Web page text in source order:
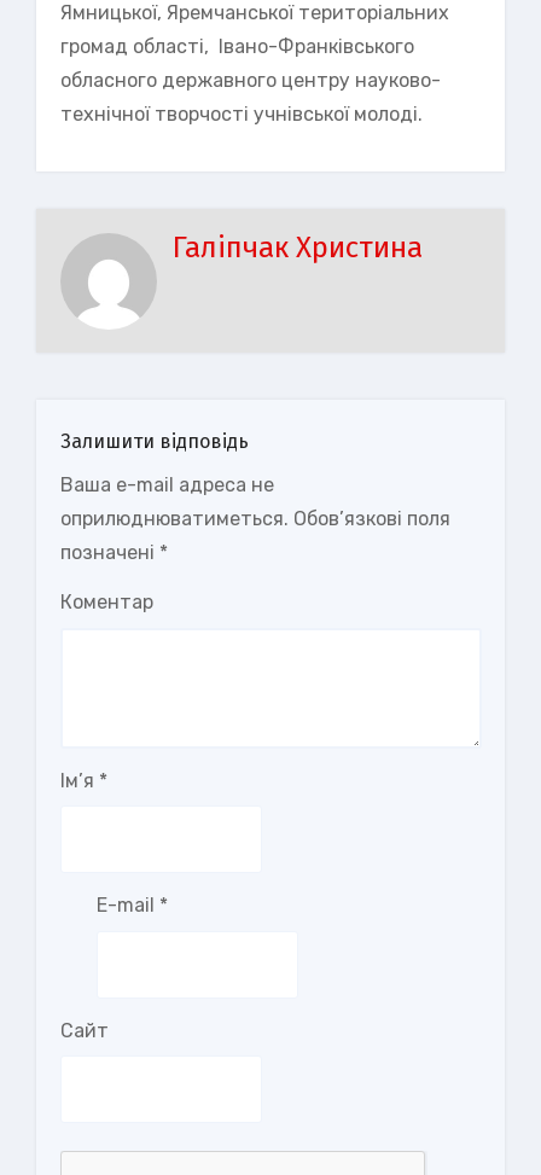
Ямницької, Яремчанської територіальних
громад області, Івано-Франківського
обласного державного центру науково-
технічної творчості учнівської молоді.
Галіпчак Христина
Залишити відповідь
Ваша e-mail адреса не
оприлюднюватиметься. Обов’язкові поля
позначені *
Коментар
Ім’я *
E-mail *
Сайт